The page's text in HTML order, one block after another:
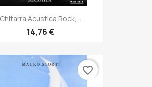
Chitarra Acustica Rock,...
14,76 €
favorite_border